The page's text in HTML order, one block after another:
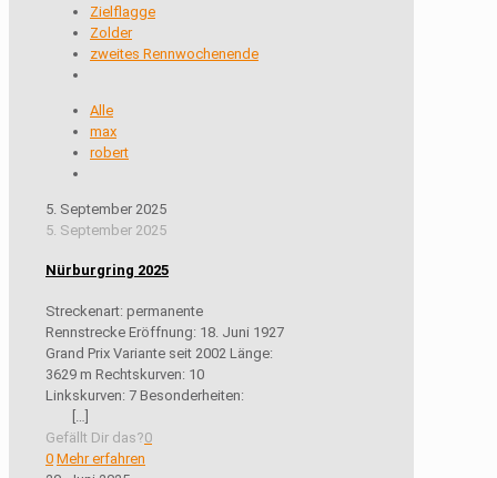
Zielflagge
Zolder
zweites Rennwochenende
Alle
max
robert
5. September 2025
5. September 2025
Nürburgring 2025
Streckenart: permanente
Rennstrecke Eröffnung: 18. Juni 1927
Grand Prix Variante seit 2002 Länge:
3629 m Rechtskurven: 10
Linkskurven: 7 Besonderheiten:
[…]
Gefällt Dir das?0
0 Mehr erfahren